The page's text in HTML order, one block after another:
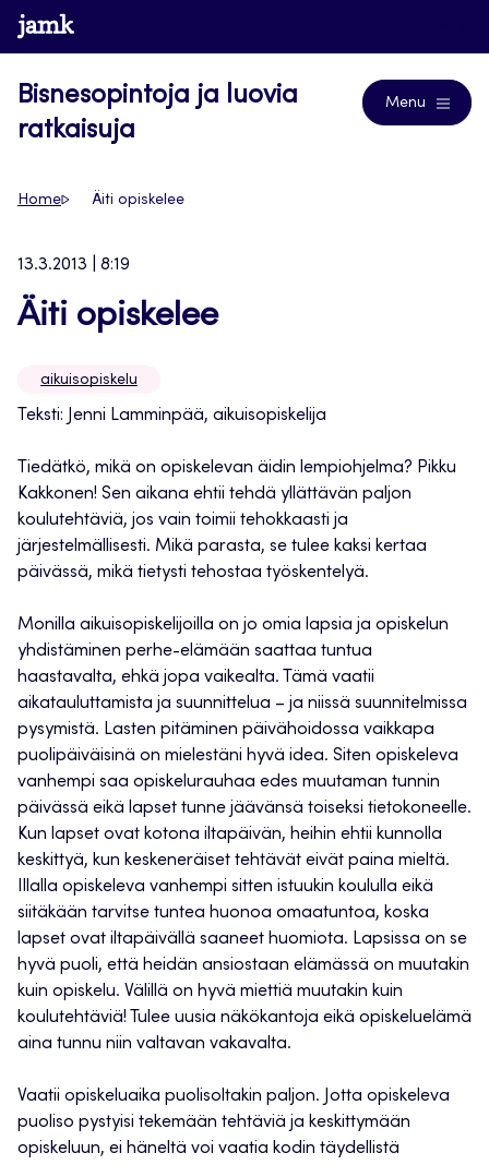
Siirry
suoraan
www.jamk.fi
Bisnesopintoja ja luovia
ratkaisuja
Menu
Home Äiti opiskelee
13.3.2013 | 8:19
Äiti opiskelee
aikuisopiskelu
Teksti: Jenni Lamminpää, aikuisopiskelija
Tiedätkö, mikä on opiskelevan äidin lempiohjelma? Pikku
Kakkonen! Sen aikana ehtii tehdä yllättävän paljon
koulutehtäviä, jos vain toimii tehokkaasti ja
järjestelmällisesti. Mikä parasta, se tulee kaksi kertaa
päivässä, mikä tietysti tehostaa työskentelyä.
Monilla aikuisopiskelijoilla on jo omia lapsia ja opiskelun
yhdistäminen perhe-elämään saattaa tuntua
haastavalta, ehkä jopa vaikealta. Tämä vaatii
aikatauluttamista ja suunnittelua – ja niissä suunnitelmissa
pysymistä. Lasten pitäminen päivähoidossa vaikkapa
puolipäiväisinä on mielestäni hyvä idea. Siten opiskeleva
vanhempi saa opiskelurauhaa edes muutaman tunnin
päivässä eikä lapset tunne jäävänsä toiseksi tietokoneelle.
Kun lapset ovat kotona iltapäivän, heihin ehtii kunnolla
keskittyä, kun keskeneräiset tehtävät eivät paina mieltä.
Illalla opiskeleva vanhempi sitten istuukin koululla eikä
siitäkään tarvitse tuntea huonoa omaatuntoa, koska
lapset ovat iltapäivällä saaneet huomiota. Lapsissa on se
hyvä puoli, että heidän ansiostaan elämässä on muutakin
kuin opiskelu. Välillä on hyvä miettiä muutakin kuin
koulutehtäviä! Tulee uusia näkökantoja eikä opiskeluelämä
aina tunnu niin valtavan vakavalta.
Vaatii opiskeluaika puolisoltakin paljon. Jotta opiskeleva
puoliso pystyisi tekemään tehtäviä ja keskittymään
opiskeluun, ei häneltä voi vaatia kodin täydellistä